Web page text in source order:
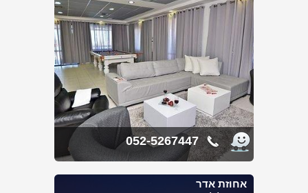
052-5267447
אחוזת אדר